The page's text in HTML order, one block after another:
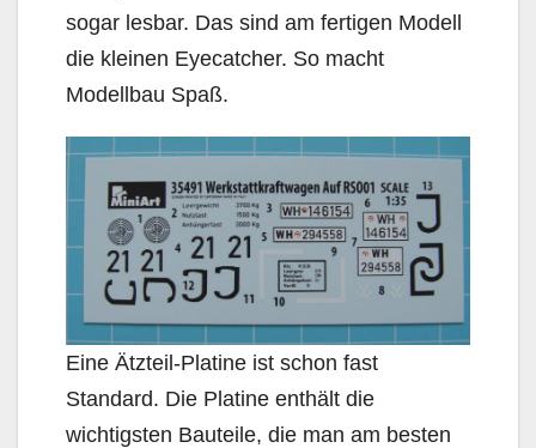
sogar lesbar. Das sind am fertigen Modell
die kleinen Eyecatcher. So macht
Modellbau Spaß.
Eine Ätzteil-Platine ist schon fast
Standard. Die Platine enthält die
wichtigsten Bauteile, die man am besten